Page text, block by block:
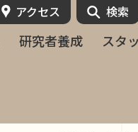
研究者養成 スタ
アクセス 検索